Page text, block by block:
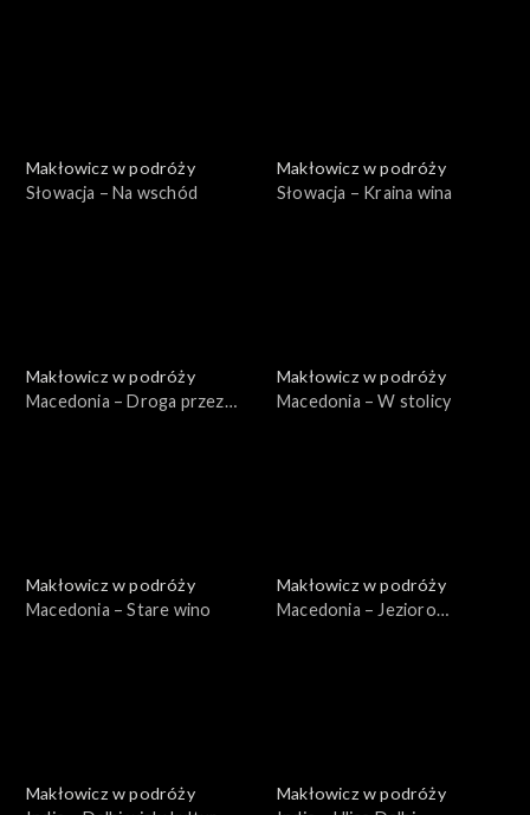
Makłowicz w podróży
Słowacja – Na wschód
Makłowicz w podróży
Słowacja – Kraina wina
Makłowicz w podróży
Macedonia – Droga przez
Makłowicz w podróży
Macedonia – W stolicy
Makłowicz w podróży
Macedonia – Stare wino
Makłowicz w podróży
Macedonia – Jezioro
Makłowicz w podróży
Makłowicz w podróży